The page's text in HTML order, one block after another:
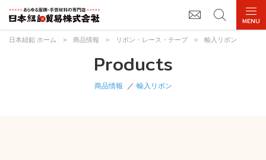
日本紐釦 ホーム > 商品情報 > リボン・レース・テープ > 輸入リボン
Products
商品情報 輸入リボン